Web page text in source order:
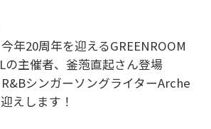
年20周年を迎えるGREENROOM
の主催者、釜萢直起さん登場
シンガーソングライターArche
えします！